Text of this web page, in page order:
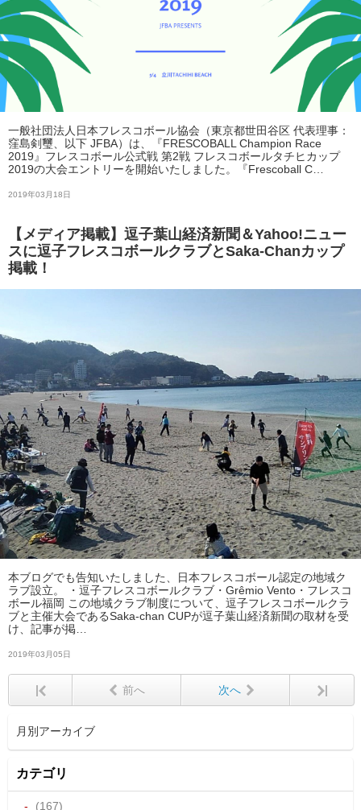
一般社団法人日本フレスコボール協会（東京都世田谷区 代表理事：
窪島剣璽、以下 JFBA）は、『FRESCOBALL Champion Race
2019』フレスコボール公式戦 第2戦 フレスコボールタチヒカップ
2019の大会エントリーを開始いたしました。『Frescoball C…
2019年03月18日
【メディア掲載】逗子葉山経済新聞＆Yahoo!ニュー
スに逗子フレスコボールクラブとSaka-Chanカップ
掲載！
本ブログでも告知いたしました、日本フレスコボール認定の地域ク
ラブ設立。 ・逗子フレスコボールクラブ・Grêmio Vento・フレスコ
ボール福岡 この地域クラブ制度について、逗子フレスコボールクラ
ブと主催大会であるSaka-chan CUPが逗子葉山経済新聞の取材を受
け、記事が掲…
2019年03月05日
前へ 次へ
カテゴリ
- (167)